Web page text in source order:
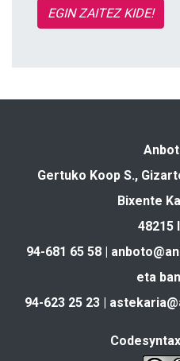
EGIN ZAITEZ KIDE!
Gertuko Koop S.,
Bixente
48215
94-681 65 58 |
eta
94-623 25 23 |